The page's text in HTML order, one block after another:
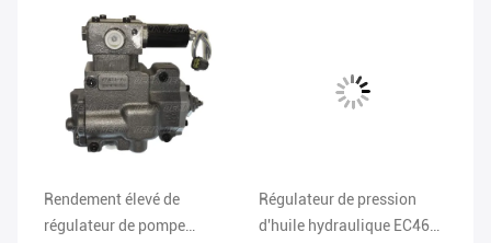
Rendement élevé de
régulateur de pompe
Régulateur de pression
d'huile hydraulique EC460